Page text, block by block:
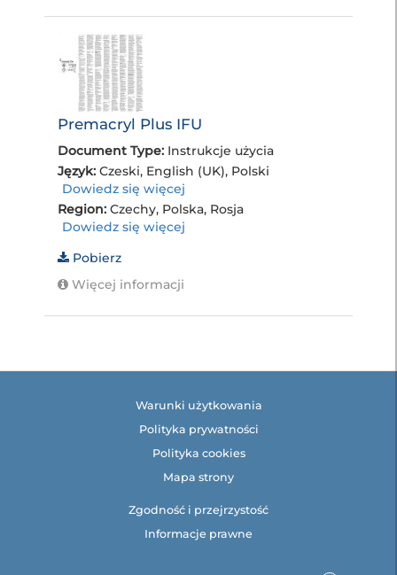
Premacryl Plus IFU
Document Type: Instrukcje użycia
Język: Czeski, English (UK), Polski
Dowiedz się więcej
Region: Czechy, Polska, Rosja
Dowiedz się więcej
Pobierz
Więcej informacji
Warunki użytkowania
Polityka prywatności
Polityka cookies
Mapa strony
Zgodność i przejrzystość
Informacje prawne